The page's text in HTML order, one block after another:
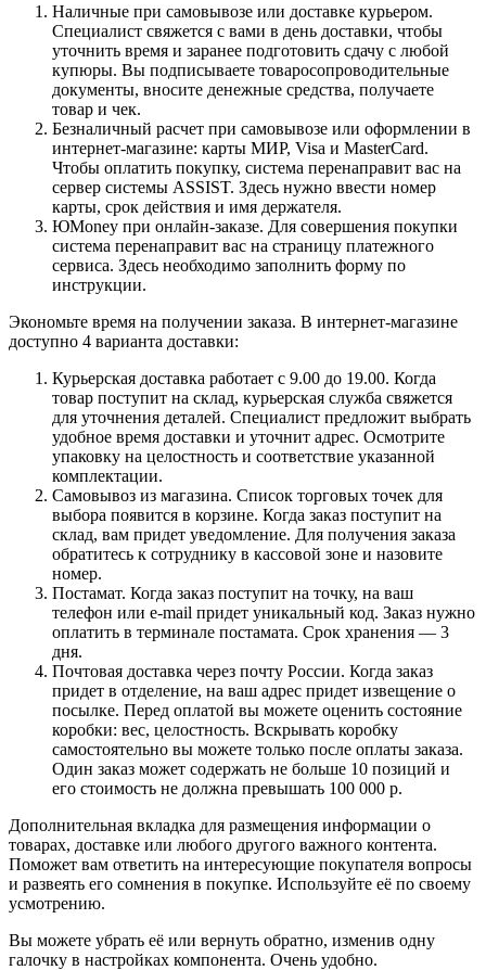
Наличные при самовывозе или доставке курьером.
Специалист свяжется с вами в день доставки, чтобы
уточнить время и заранее подготовить сдачу с любой
купюры. Вы подписываете товаросопроводительные
документы, вносите денежные средства, получаете
товар и чек.
Безналичный расчет при самовывозе или оформлении в
интернет-магазине: карты МИР, Visa и MasterCard.
Чтобы оплатить покупку, система перенаправит вас на
сервер системы ASSIST. Здесь нужно ввести номер
карты, срок действия и имя держателя.
ЮMoney при онлайн-заказе. Для совершения покупки
система перенаправит вас на страницу платежного
сервиса. Здесь необходимо заполнить форму по
инструкции.
Экономьте время на получении заказа. В интернет-магазине
доступно 4 варианта доставки:
Курьерская доставка работает с 9.00 до 19.00. Когда
товар поступит на склад, курьерская служба свяжется
для уточнения деталей. Специалист предложит выбрать
удобное время доставки и уточнит адрес. Осмотрите
упаковку на целостность и соответствие указанной
комплектации.
Самовывоз из магазина. Список торговых точек для
выбора появится в корзине. Когда заказ поступит на
склад, вам придет уведомление. Для получения заказа
обратитесь к сотруднику в кассовой зоне и назовите
номер.
Постамат. Когда заказ поступит на точку, на ваш
телефон или e-mail придет уникальный код. Заказ нужно
оплатить в терминале постамата. Срок хранения — 3
дня.
Почтовая доставка через почту России. Когда заказ
придет в отделение, на ваш адрес придет извещение о
посылке. Перед оплатой вы можете оценить состояние
коробки: вес, целостность. Вскрывать коробку
самостоятельно вы можете только после оплаты заказа.
Один заказ может содержать не больше 10 позиций и
его стоимость не должна превышать 100 000 р.
Дополнительная вкладка для размещения информации о
товарах, доставке или любого другого важного контента.
Поможет вам ответить на интересующие покупателя вопросы
и развеять его сомнения в покупке. Используйте её по своему
усмотрению.
Вы можете убрать её или вернуть обратно, изменив одну
галочку в настройках компонента. Очень удобно.